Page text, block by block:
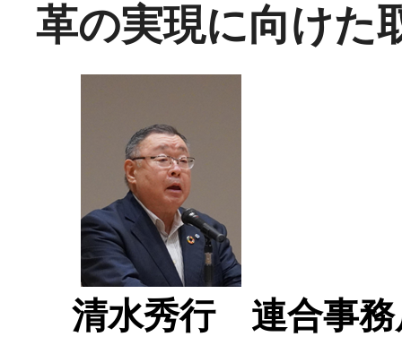
革の実現に向けた
清水秀行 連合事務